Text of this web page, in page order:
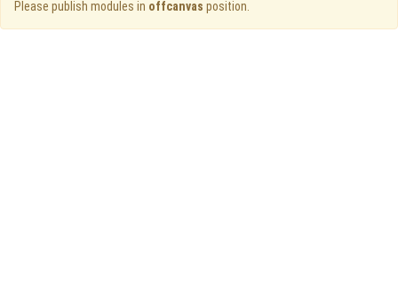
Please publish modules in offcanvas position.